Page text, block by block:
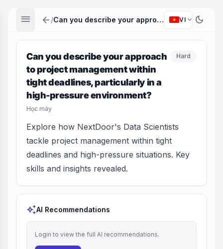
menu arrow_back / Can you describe your approach to project management within tight deadlines, particularly in a high-pressure environment? VI expand_more dark_mode
Can you describe your approach
to project management within
tight deadlines, particularly in a
high-pressure environment?
Học máy
Hard
Explore how NextDoor's Data Scientists
tackle project management within tight
deadlines and high-pressure situations. Key
skills and insights revealed.
auto_awesomeAI Recommendations
Login to view the full AI recommendations.